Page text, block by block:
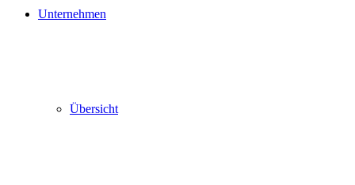
Unternehmen
Übersicht